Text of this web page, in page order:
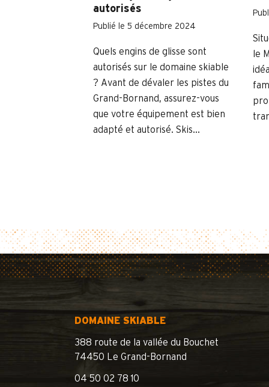
autorisés
Publié le 5 décembre 2024
Quels engins de glisse sont
autorisés sur le domaine skiable
? Avant de dévaler les pistes du
Grand-Bornand, assurez-vous
que votre équipement est bien
adapté et autorisé. Skis...
le
DOMAINE SKIABLE
388 route de la vallée du Bouchet
74450 Le Grand-Bornand
04 50 02 78 10